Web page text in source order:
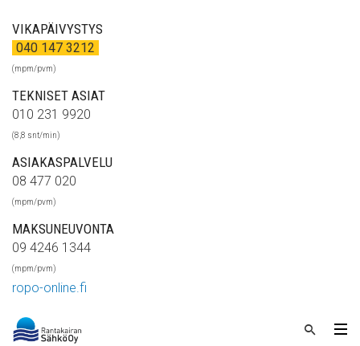
VIKAPÄIVYSTYS
040 147 3212
(mpm/pvm)
TEKNISET ASIAT
010 231 9920
(8,8 snt/min)
ASIAKASPALVELU
08 477 020
(mpm/pvm)
MAKSUNEUVONTA
09 4246 1344
(mpm/pvm)
ropo-online.fi